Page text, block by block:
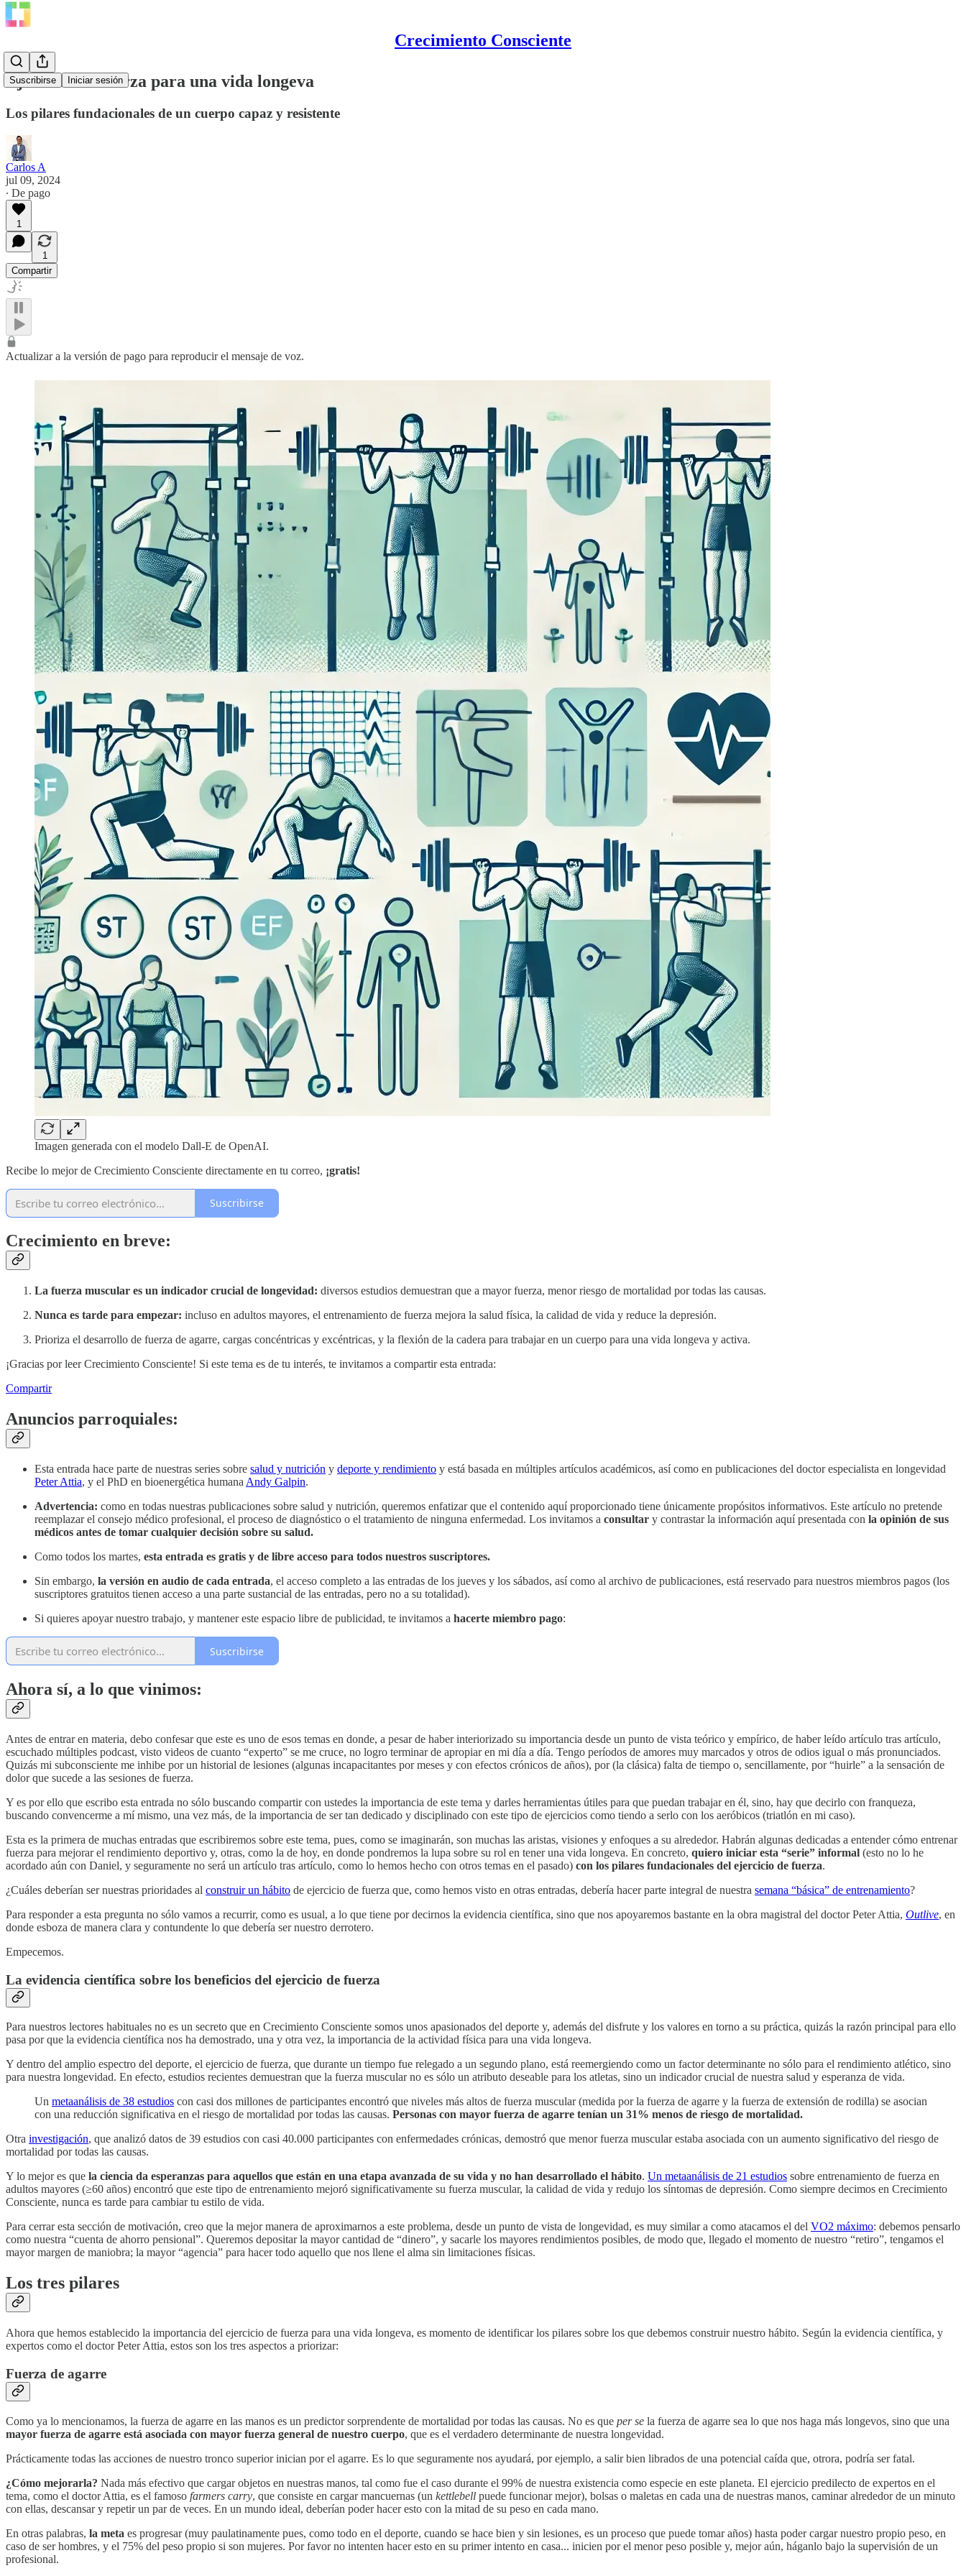
Crecimiento Consciente
Suscribirse Iniciar sesión
Ejercicio de fuerza para una vida longeva
Los pilares fundacionales de un cuerpo capaz y resistente
Carlos A
jul 09, 2024
∙ De pago
1
1
Compartir
Actualizar a la versión de pago para reproducir el mensaje de voz.
Imagen generada con el modelo Dall-E de OpenAI.
Recibe lo mejor de Crecimiento Consciente directamente en tu correo, ¡gratis!
Suscribirse
Crecimiento en breve:
La fuerza muscular es un indicador crucial de longevidad: diversos estudios demuestran que a mayor fuerza, menor riesgo de mortalidad por todas las causas.
Nunca es tarde para empezar: incluso en adultos mayores, el entrenamiento de fuerza mejora la salud física, la calidad de vida y reduce la depresión.
Prioriza el desarrollo de fuerza de agarre, cargas concéntricas y excéntricas, y la flexión de la cadera para trabajar en un cuerpo para una vida longeva y activa.
¡Gracias por leer Crecimiento Consciente! Si este tema es de tu interés, te invitamos a compartir esta entrada:
Compartir
Anuncios parroquiales:
Esta entrada hace parte de nuestras series sobre salud y nutrición y deporte y rendimiento y está basada en múltiples artículos académicos, así como en publicaciones del doctor especialista en longevidad
Peter Attia, y el PhD en bioenergética humana Andy Galpin.
Advertencia: como en todas nuestras publicaciones sobre salud y nutrición, queremos enfatizar que el contenido aquí proporcionado tiene únicamente propósitos informativos. Este artículo no pretende
reemplazar el consejo médico profesional, el proceso de diagnóstico o el tratamiento de ninguna enfermedad. Los invitamos a consultar y contrastar la información aquí presentada con la opinión de sus
médicos antes de tomar cualquier decisión sobre su salud.
Como todos los martes, esta entrada es gratis y de libre acceso para todos nuestros suscriptores.
Sin embargo, la versión en audio de cada entrada, el acceso completo a las entradas de los jueves y los sábados, así como al archivo de publicaciones, está reservado para nuestros miembros pagos (los
suscriptores gratuitos tienen acceso a una parte sustancial de las entradas, pero no a su totalidad).
Si quieres apoyar nuestro trabajo, y mantener este espacio libre de publicidad, te invitamos a hacerte miembro pago:
Suscribirse
Ahora sí, a lo que vinimos:
Antes de entrar en materia, debo confesar que este es uno de esos temas en donde, a pesar de haber interiorizado su importancia desde un punto de vista teórico y empírico, de haber leído artículo tras artículo,
escuchado múltiples podcast, visto videos de cuanto “experto” se me cruce, no logro terminar de apropiar en mi día a día. Tengo períodos de amores muy marcados y otros de odios igual o más pronunciados.
Quizás mi subconsciente me inhibe por un historial de lesiones (algunas incapacitantes por meses y con efectos crónicos de años), por (la clásica) falta de tiempo o, sencillamente, por “huirle” a la sensación de
dolor que sucede a las sesiones de fuerza.
Y es por ello que escribo esta entrada no sólo buscando compartir con ustedes la importancia de este tema y darles herramientas útiles para que puedan trabajar en él, sino, hay que decirlo con franqueza,
buscando convencerme a mí mismo, una vez más, de la importancia de ser tan dedicado y disciplinado con este tipo de ejercicios como tiendo a serlo con los aeróbicos (triatlón en mi caso).
Esta es la primera de muchas entradas que escribiremos sobre este tema, pues, como se imaginarán, son muchas las aristas, visiones y enfoques a su alrededor. Habrán algunas dedicadas a entender cómo entrenar
fuerza para mejorar el rendimiento deportivo y, otras, como la de hoy, en donde pondremos la lupa sobre su rol en tener una vida longeva. En concreto, quiero iniciar esta “serie” informal (esto no lo he
acordado aún con Daniel, y seguramente no será un artículo tras artículo, como lo hemos hecho con otros temas en el pasado) con los pilares fundacionales del ejercicio de fuerza.
¿Cuáles deberían ser nuestras prioridades al construir un hábito de ejercicio de fuerza que, como hemos visto en otras entradas, debería hacer parte integral de nuestra semana “básica” de entrenamiento?
Para responder a esta pregunta no sólo vamos a recurrir, como es usual, a lo que tiene por decirnos la evidencia científica, sino que nos apoyaremos bastante en la obra magistral del doctor Peter Attia, Outlive, en
donde esboza de manera clara y contundente lo que debería ser nuestro derrotero.
Empecemos.
La evidencia científica sobre los beneficios del ejercicio de fuerza
Para nuestros lectores habituales no es un secreto que en Crecimiento Consciente somos unos apasionados del deporte y, además del disfrute y los valores en torno a su práctica, quizás la razón principal para ello
pasa por que la evidencia científica nos ha demostrado, una y otra vez, la importancia de la actividad física para una vida longeva.
Y dentro del amplio espectro del deporte, el ejercicio de fuerza, que durante un tiempo fue relegado a un segundo plano, está reemergiendo como un factor determinante no sólo para el rendimiento atlético, sino
para nuestra longevidad. En efecto, estudios recientes demuestran que la fuerza muscular no es sólo un atributo deseable para los atletas, sino un indicador crucial de nuestra salud y esperanza de vida.
Un metaanálisis de 38 estudios con casi dos millones de participantes encontró que niveles más altos de fuerza muscular (medida por la fuerza de agarre y la fuerza de extensión de rodilla) se asocian
con una reducción significativa en el riesgo de mortalidad por todas las causas. Personas con mayor fuerza de agarre tenían un 31% menos de riesgo de mortalidad.
Otra investigación, que analizó datos de 39 estudios con casi 40.000 participantes con enfermedades crónicas, demostró que menor fuerza muscular estaba asociada con un aumento significativo del riesgo de
mortalidad por todas las causas.
Y lo mejor es que la ciencia da esperanzas para aquellos que están en una etapa avanzada de su vida y no han desarrollado el hábito. Un metaanálisis de 21 estudios sobre entrenamiento de fuerza en
adultos mayores (≥60 años) encontró que este tipo de entrenamiento mejoró significativamente su fuerza muscular, la calidad de vida y redujo los síntomas de depresión. Como siempre decimos en Crecimiento
Consciente, nunca es tarde para cambiar tu estilo de vida.
Para cerrar esta sección de motivación, creo que la mejor manera de aproximarnos a este problema, desde un punto de vista de longevidad, es muy similar a como atacamos el del VO2 máximo: debemos pensarlo
como nuestra “cuenta de ahorro pensional”. Queremos depositar la mayor cantidad de “dinero”, y sacarle los mayores rendimientos posibles, de modo que, llegado el momento de nuestro “retiro”, tengamos el
mayor margen de maniobra; la mayor “agencia” para hacer todo aquello que nos llene el alma sin limitaciones físicas.
Los tres pilares
Ahora que hemos establecido la importancia del ejercicio de fuerza para una vida longeva, es momento de identificar los pilares sobre los que debemos construir nuestro hábito. Según la evidencia científica, y
expertos como el doctor Peter Attia, estos son los tres aspectos a priorizar:
Fuerza de agarre
Como ya lo mencionamos, la fuerza de agarre en las manos es un predictor sorprendente de mortalidad por todas las causas. No es que per se la fuerza de agarre sea lo que nos haga más longevos, sino que una
mayor fuerza de agarre está asociada con mayor fuerza general de nuestro cuerpo, que es el verdadero determinante de nuestra longevidad.
Prácticamente todas las acciones de nuestro tronco superior inician por el agarre. Es lo que seguramente nos ayudará, por ejemplo, a salir bien librados de una potencial caída que, otrora, podría ser fatal.
¿Cómo mejorarla? Nada más efectivo que cargar objetos en nuestras manos, tal como fue el caso durante el 99% de nuestra existencia como especie en este planeta. El ejercicio predilecto de expertos en el
tema, como el doctor Attia, es el famoso farmers carry, que consiste en cargar mancuernas (un kettlebell puede funcionar mejor), bolsas o maletas en cada una de nuestras manos, caminar alrededor de un minuto
con ellas, descansar y repetir un par de veces. En un mundo ideal, deberían poder hacer esto con la mitad de su peso en cada mano.
En otras palabras, la meta es progresar (muy paulatinamente pues, como todo en el deporte, cuando se hace bien y sin lesiones, es un proceso que puede tomar años) hasta poder cargar nuestro propio peso, en
caso de ser hombres, y el 75% del peso propio si son mujeres. Por favor no intenten hacer esto en su primer intento en casa... inicien por el menor peso posible y, mejor aún, háganlo bajo la supervisión de un
profesional.